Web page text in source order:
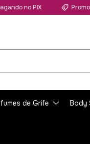
PIX Promoções
de Grife Body